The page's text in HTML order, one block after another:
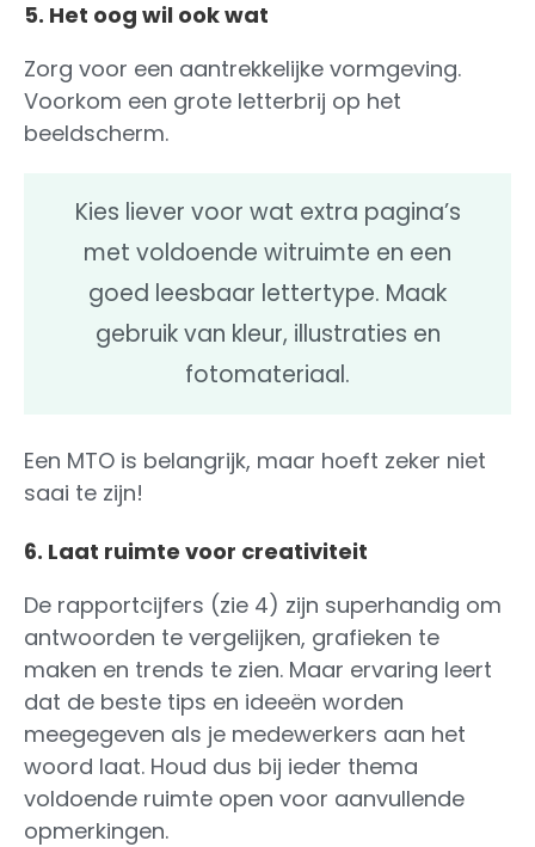
5. Het oog wil ook wat
Zorg voor een aantrekkelijke vormgeving.
Voorkom een grote letterbrij op het
beeldscherm.
Kies liever voor wat extra pagina’s
met voldoende witruimte en een
goed leesbaar lettertype. Maak
gebruik van kleur, illustraties en
fotomateriaal.
Een MTO is belangrijk, maar hoeft zeker niet
saai te zijn!
6. Laat ruimte voor creativiteit
De rapportcijfers (zie 4) zijn superhandig om
antwoorden te vergelijken, grafieken te
maken en trends te zien. Maar ervaring leert
dat de beste tips en ideeën worden
meegegeven als je medewerkers aan het
woord laat. Houd dus bij ieder thema
voldoende ruimte open voor aanvullende
opmerkingen.